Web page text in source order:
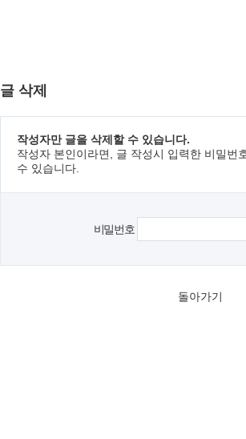
글 삭제
작성자만 글을 삭제할 수 있습니다.
작성자 본인이라면, 글 작성시 입력한 비밀번
수 있습니다.
비밀번호
돌아가기